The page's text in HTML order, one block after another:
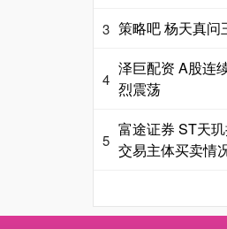
3 策略吧 杨天真问
4
泽巨配资 A股连
烈震荡
5
富途证券 ST天
交易主体买卖情